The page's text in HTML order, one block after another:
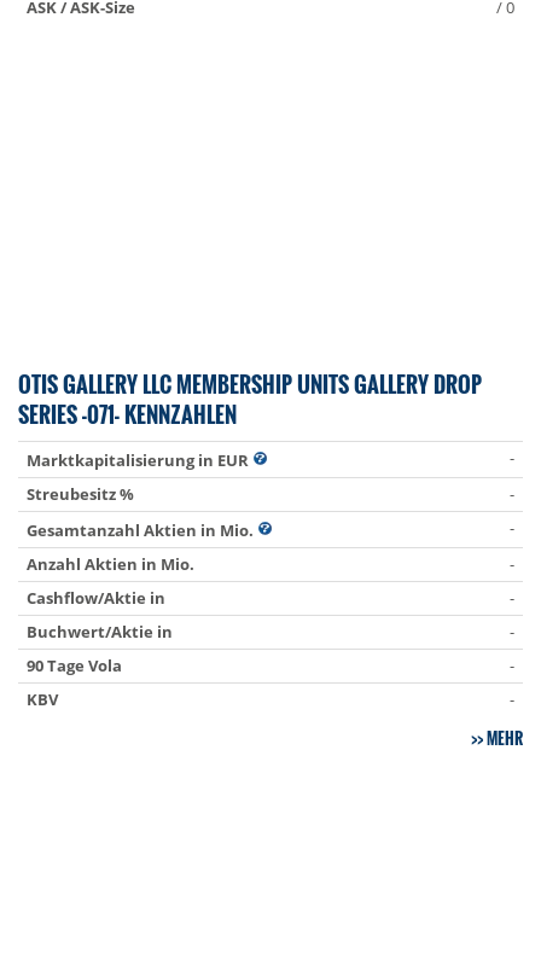
ASK / ASK-Size / 0
OTIS GALLERY LLC MEMBERSHIP UNITS GALLERY DROP
SERIES -071- KENNZAHLEN
Marktkapitalisierung in EUR
-
Streubesitz %
-
Gesamtanzahl Aktien in Mio.
-
Anzahl Aktien in Mio.
-
Cashflow/Aktie in
-
Buchwert/Aktie in
-
90 Tage Vola
-
KBV
-
MEHR